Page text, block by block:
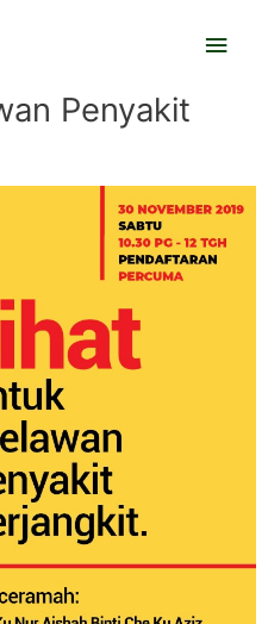
Main
Penyakit